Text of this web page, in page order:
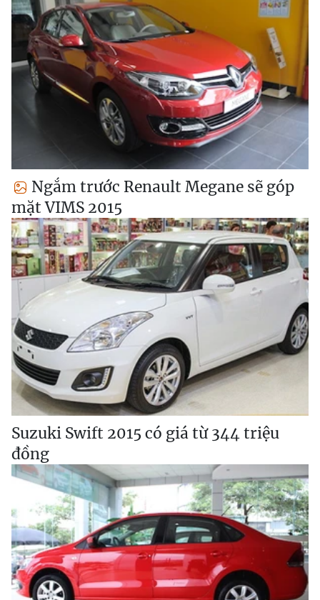
Ngắm trước Renault Megane sẽ góp
mặt VIMS 2015
Suzuki Swift 2015 có giá từ 344 triệu
đồng